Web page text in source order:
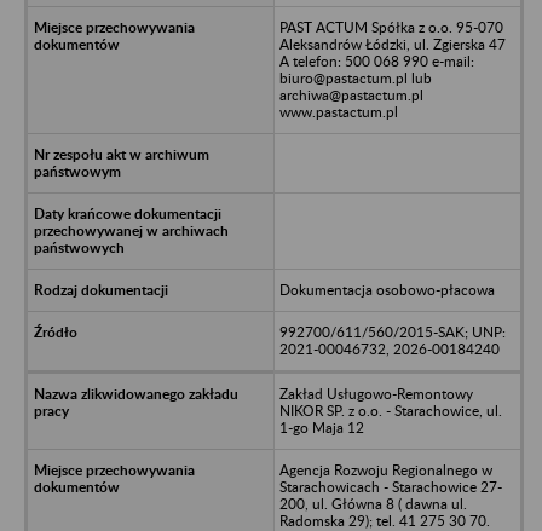
PAST ACTUM Spółka z o.o. 95-070
Aleksandrów Łódzki, ul. Zgierska 47
A telefon: 500 068 990 e-mail:
biuro@pastactum.pl lub
archiwa@pastactum.pl
www.pastactum.pl
Dokumentacja osobowo-płacowa
992700/611/560/2015-SAK; UNP:
2021-00046732, 2026-00184240
Zakład Usługowo-Remontowy
NIKOR SP. z o.o. - Starachowice, ul.
1-go Maja 12
Agencja Rozwoju Regionalnego w
Starachowicach - Starachowice 27-
200, ul. Główna 8 ( dawna ul.
Radomska 29); tel. 41 275 30 70.